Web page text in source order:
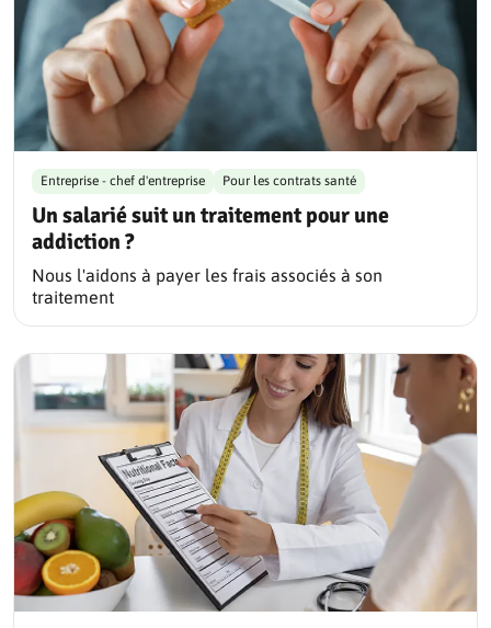
Un salarié suit un traitement pour une
addiction ?
Entreprise - chef d'entreprise Pour les contrats santé
Nous l'aidons à payer les frais associés à son
traitement